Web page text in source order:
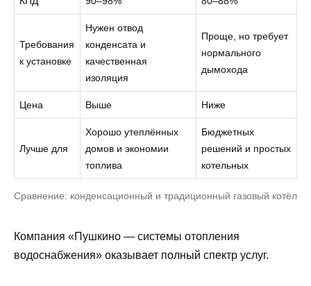
Сравнение: конденсационный и традиционный газовый котёл
Требования
к установке
Нужен отвод
конденсата и
качественная
изоляция
Проще, но требует
нормального
дымохода
Цена Выше Ниже
Лучше для
Хорошо утеплённых
домов и экономии
топлива
Бюджетных
решений и простых
котельных
Компания «Пушкино — системы отопления
водоснабжения» оказывает полный спектр услуг.